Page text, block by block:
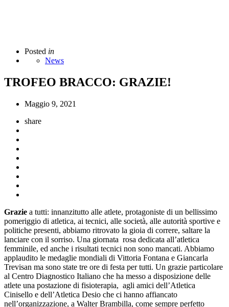
Posted in
News
TROFEO BRACCO: GRAZIE!
Maggio 9, 2021
share
Grazie a tutti: innanzitutto alle atlete, protagoniste di un bellissimo
pomeriggio di atletica, ai tecnici, alle società, alle autorità sportive e
politiche presenti, abbiamo ritrovato la gioia di correre, saltare la
lanciare con il sorriso. Una giornata rosa dedicata all’atletica
femminile, ed anche i risultati tecnici non sono mancati. Abbiamo
applaudito le medaglie mondiali di Vittoria Fontana e Giancarla
Trevisan ma sono state tre ore di festa per tutti. Un grazie particolare
al Centro Diagnostico Italiano che ha messo a disposizione delle
atlete una postazione di fisioterapia, agli amici dell’Atletica
Cinisello e dell’Atletica Desio che ci hanno affiancato
nell’organizzazione, a Walter Brambilla, come sempre perfetto